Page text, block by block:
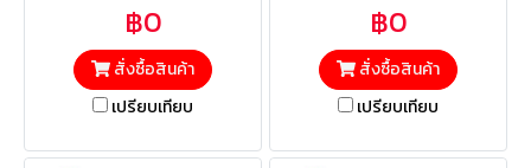
฿0
สั่งซื้อสินค้า
เปรียบเทียบ
฿0
สั่งซื้อสินค้า
เปรียบเทียบ